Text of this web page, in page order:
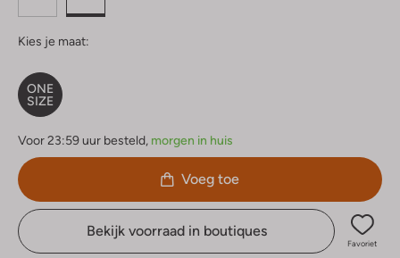
Kies je maat:
ONE
SIZE
Voor 23:59 uur besteld, morgen in huis
Voeg toe
Bekijk voorraad in boutiques
Favoriet